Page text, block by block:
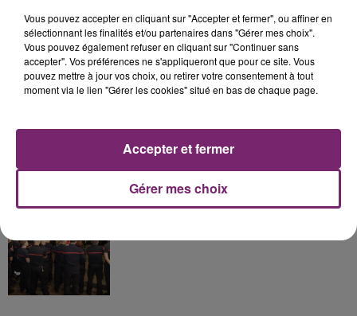
éclipse solaire du 12 Août 2026
158 pompiers de la région sont
Vous pouvez accepter en cliquant sur "Accepter et fermer", ou affiner en
sélectionnant les finalités et/ou partenaires dans "Gérer mes choix".
Vous pouvez également refuser en cliquant sur "Continuer sans
accepter". Vos préférences ne s'appliqueront que pour ce site. Vous
pouvez mettre à jour vos choix, ou retirer votre consentement à tout
moment via le lien "Gérer les cookies" situé en bas de chaque page.
Gérer mes choix
Accepter et fermer